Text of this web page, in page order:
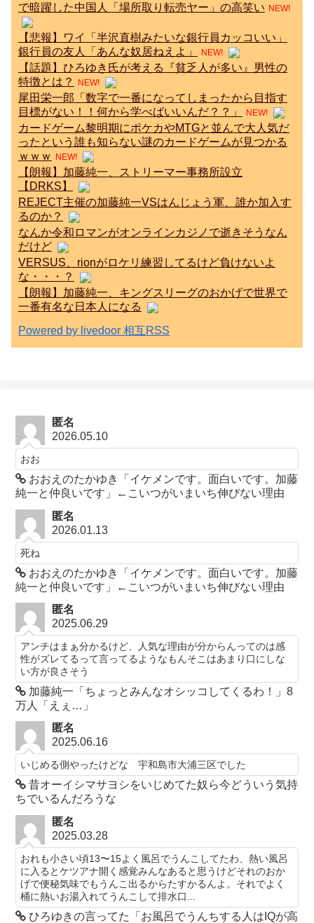
で暗躍した中国人「場所取り転売ヤー」の高笑い NEW!
【悲報】ワイ「半沢直樹みたいな銀行員カッコいい」
銀行員の友人「あんな奴居ねえよ」
NEW!
【話題】ひろゆき氏が考える『貧乏人が多い』男性の
特徴とは？
NEW!
尾田栄一郎「数字で一番になってしまったから目指す
目標がない！！何から学べばいいんだ？？」
NEW!
カードゲーム黎明期にポケカやMTGと並んで大人気だ
ったという誰も知らない謎のカードゲームが見つかる
ｗｗｗ
NEW!
【朗報】加藤純一、ストリーマー事務所設立
【DRKS】
REJECT主催の加藤純一VSはんじょう軍、誰か加入す
るのか？
なんか令和ロマンがオンラインカジノで逝きそうなん
だけど
VERSUS、rionがロケリ練習してるけど負けないよ
な・・・？
【朗報】加藤純一、キングスリーグのおかげで世界で
一番有名な日本人になる
Powered by livedoor 相互RSS
匿名
2026.05.10
おお
おおえのたかゆき「イケメンです。面白いです。加藤
純一と仲良いです」←こいつがいまいち伸びない理由
匿名
2026.01.13
死ね
おおえのたかゆき「イケメンです。面白いです。加藤
純一と仲良いです」←こいつがいまいち伸びない理由
匿名
2025.06.29
アンチはまぁ分かるけど、人気な理由が分からんってのは感
性がズレてるって言ってるようなもんそこはあまり口にしな
い方が良さそう
加藤純一「ちょっとみんなオシッコしてくるわ！」8
万人「えぇ…」
匿名
2025.06.16
いじめる側やったけどな 宇和島市大浦三区でした
昔オーイシマサヨシをいじめてた奴ら今どういう気持
ちでいるんだろうな
匿名
2025.03.28
おれも小さい頃13〜15よく風呂でうんこしてたわ、熱い風呂
に入るとケツアナ開く感覚みんなあると思うけどそれのおか
げで便秘気味でもうんこ出るからたすかるんよ。それでよく
桶に熱いお湯入れてうんこして排水口...
ひろゆきの言ってた「お風呂でうんちする人はIQが高